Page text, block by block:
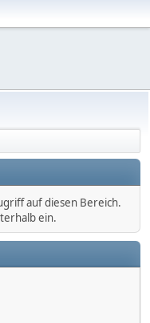
auf diesen Bereich.
ein.